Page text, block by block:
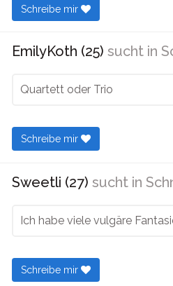
Schreibe mir
EmilyKoth (25) sucht in
Quartett oder Trio
Schreibe mir
Sweetli (27) sucht in
Ich habe viele vulgäre
Schreibe mir